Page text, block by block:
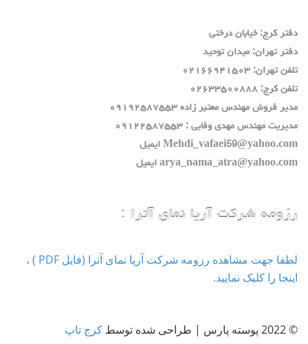
دفتر كرج: خيابان درختي
دفتر تهران: ميدان توحيد
تلفن تهران: ٠٢١٦٦٩٤١٥٠٣
تلفن كرج: ٠٢٦٣٣٥٠٠٨٨٨
مدير فروش مهندس معتبر زاده ٠٩١٩٢٥٨٧٥٥٣
مديريت مهندس مهدي وفايي : ٠٩١٢٢٥٨٧٥٥٣
Mehdi_vafaei59@yahoo.com ايميل
arya_nama_atra@yahoo.com ايميل
رزومه شرکت آریا نمای آترا :
لطفا جهت مشاهده رزومه شرکت آریا نمای آترا (فایل PDF ) ،
اینجا را کلیک نمایید.
© 2022 پوسته پارس | طراحی شده توسط کرج تاپ